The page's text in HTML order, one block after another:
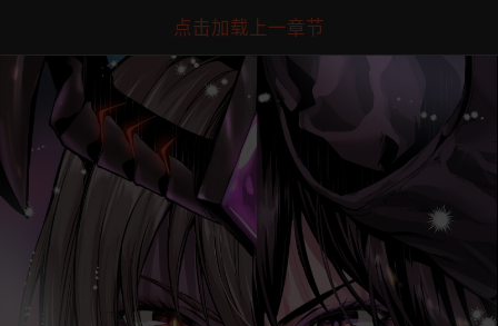
点击加载上一章节